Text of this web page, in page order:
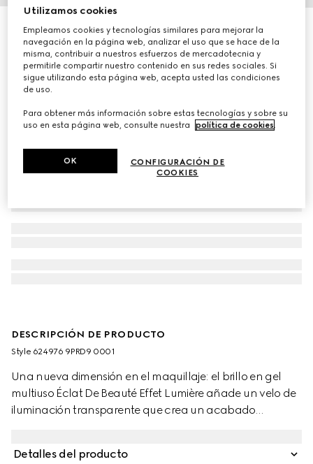
Brillo facial Éclat De Beauté Effet Lumière
€ 33
DESCRIPCIÓN DE PRODUCTO
Style ‎624976 9PRD9 0001
Una nueva dimensión en el maquillaje: el brillo en gel
multiuso Éclat De Beauté Effet Lumière añade un velo de
iluminación transparente que crea un acabado
disponible en un tono universal para realzar y esculpir el
Detalles del producto
Utilizamos cookies
Empleamos cookies y tecnologías similares para mejorar la
navegación en la página web, analizar el uso que se hace de la
misma, contribuir a nuestros esfuerzos de mercadotecnia y
permitirle compartir nuestro contenido en sus redes sociales. Si
sigue utilizando esta página web, acepta usted las condiciones
de uso.
Para obtener más información sobre estas tecnologías y sobre su
uso en esta página web, consulte nuestra
política de cookies.
CONFIGURACIÓN DE
COOKIES
OK